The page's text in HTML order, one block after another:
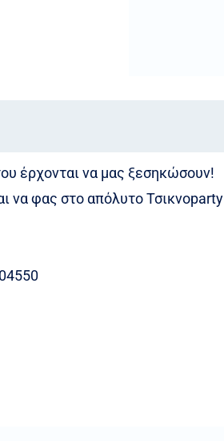
έρχονται να μας ξεσηκώσουν!
να φας στο απόλυτο Τσικνοparty